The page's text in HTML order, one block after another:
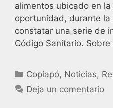
alimentos ubicado en
oportunidad, durante la
constatar una serie de
Código Sanitario.
Copiapó, Noticias,
Deja un comentario